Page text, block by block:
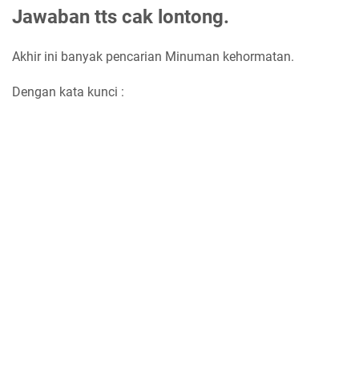
Jawaban tts cak lontong.
Akhir ini banyak pencarian Minuman kehormatan.
Dengan kata kunci :